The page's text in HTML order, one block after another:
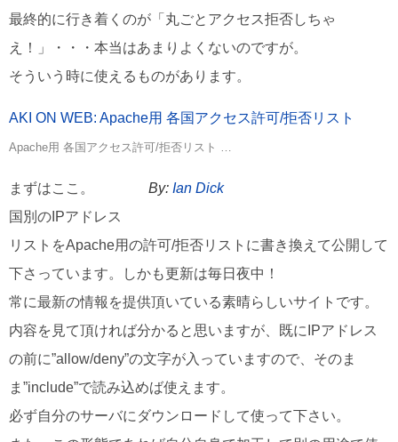
最終的に行き着くのが「丸ごとアクセス拒否しちゃ
え！」・・・本当はあまりよくないのですが。
そういう時に使えるものがあります。
AKI ON WEB: Apache用 各国アクセス許可/拒否リスト
Apache用 各国アクセス許可/拒否リスト …
By: Ian Dick
まずはここ。
国別のIPアドレス
リストをApache用の許可/拒否リストに書き換えて公開して
下さっています。しかも更新は毎日夜中！
常に最新の情報を提供頂いている素晴らしいサイトです。
内容を見て頂ければ分かると思いますが、既にIPアドレス
の前に”allow/deny”の文字が入っていますので、そのま
ま”include”で読み込めば使えます。
必ず自分のサーバにダウンロードして使って下さい。